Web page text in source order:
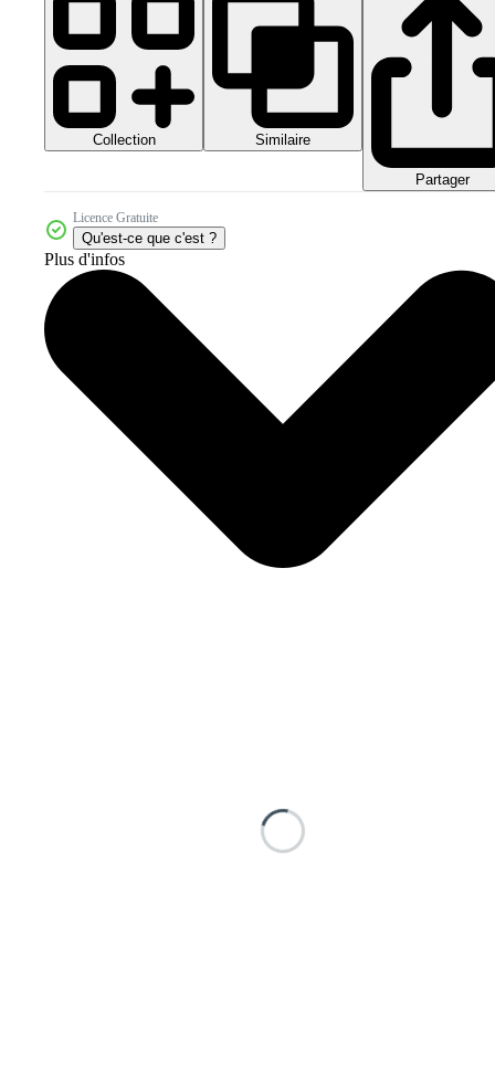
Collection Similaire
Partager
Licence Gratuite
Qu'est-ce que c'est ?
Plus d'infos